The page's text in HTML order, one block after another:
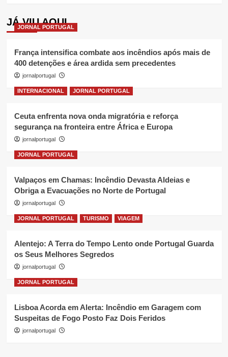
JÁ VIU AQUI
JORNAL PORTUGAL
França intensifica combate aos incêndios após mais de
400 detenções e área ardida sem precedentes
jornalportugal
INTERNACIONAL JORNAL PORTUGAL
Ceuta enfrenta nova onda migratória e reforça
segurança na fronteira entre África e Europa
jornalportugal
JORNAL PORTUGAL
Valpaços em Chamas: Incêndio Devasta Aldeias e
Obriga a Evacuações no Norte de Portugal
jornalportugal
JORNAL PORTUGAL TURISMO VIAGEM
Alentejo: A Terra do Tempo Lento onde Portugal Guarda
os Seus Melhores Segredos
jornalportugal
JORNAL PORTUGAL
Lisboa Acorda em Alerta: Incêndio em Garagem com
Suspeitas de Fogo Posto Faz Dois Feridos
jornalportugal